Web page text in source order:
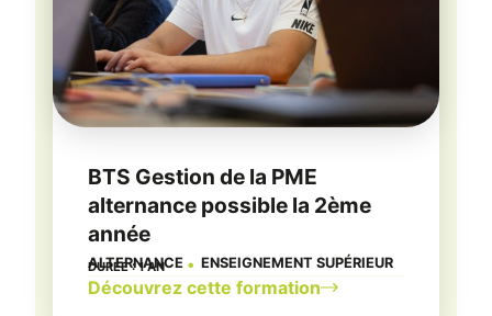
BTS Gestion de la PME
alternance possible la 2ème
année
ALTERNANCE ● ENSEIGNEMENT SUPÉRIEUR
DURÉE : 1 AN
Découvrez cette formation